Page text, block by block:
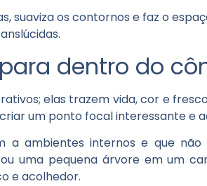
suaviza os contornos e faz o
dentro do
elas trazem vida, cor e
um ponto focal interessante e
a ambientes internos e que
uma pequena árvore em um
e acolhedor.